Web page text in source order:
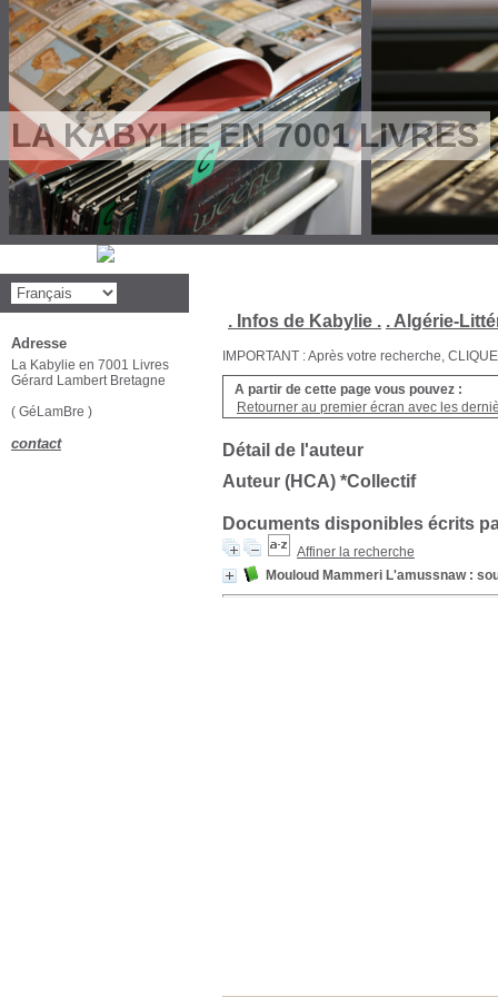
LA KABYLIE EN 7001 LIVRES
. Infos de Kabylie . . Algérie-
IMPORTANT : Après votre recherche,
A partir de cette page vous pouvez :
Retourner au premier écran avec les
Détail de l'auteur
Auteur (HCA) *Collectif
Documents disponibles écrits
Affiner la recherche
Mouloud Mammeri L'amussnaw :
Adresse
La Kabylie en 7001 Livres
Gérard Lambert Bretagne
( GéLamBre )
contact